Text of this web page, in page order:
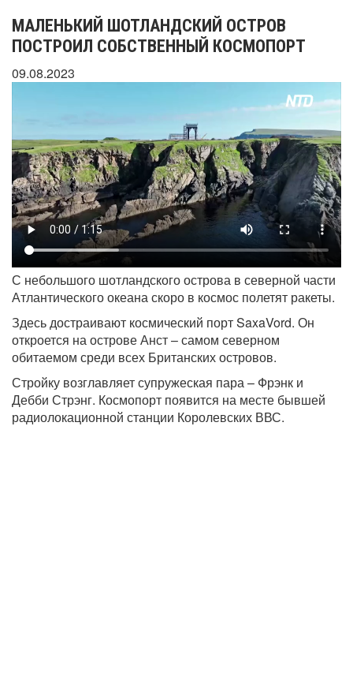
МАЛЕНЬКИЙ ШОТЛАНДСКИЙ ОСТРОВ
ПОСТРОИЛ СОБСТВЕННЫЙ КОСМОПОРТ
09.08.2023
С небольшого шотландского острова в северной части
Атлантического океана скоро в космос полетят ракеты.
Здесь достраивают космический порт SaxaVord. Он
откроется на острове Анст – самом северном
обитаемом среди всех Британских островов.
Стройку возглавляет супружеская пара – Фрэнк и
Дебби Стрэнг. Космопорт появится на месте бывшей
радиолокационной станции Королевских ВВС.